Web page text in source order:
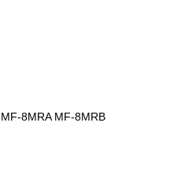
8MRA MF-8MRB